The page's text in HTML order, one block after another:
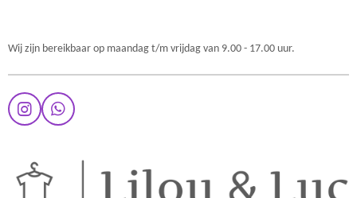
Wij zijn bereikbaar op maandag t/m vrijdag van 9.00 - 17.00 uur.
I
n
a
W
h